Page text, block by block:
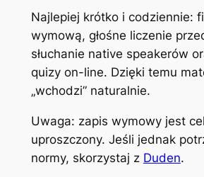
Najlepiej krótko i codziennie:
wymową, głośne liczenie
słuchanie native speakerów
quizy on-line. Dzięki temu
„wchodzi” naturalnie.
Uwaga: zapis wymowy jest
uproszczony. Jeśli jednak
normy, skorzystaj z Duden.